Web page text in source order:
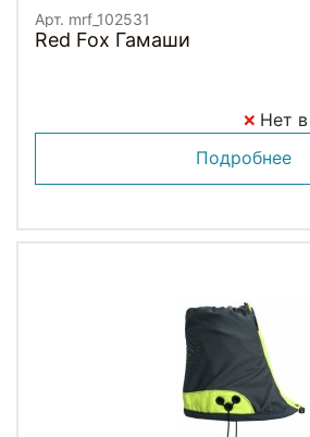
Арт. mrf_102531
Red Fox Гамаши
Нет
Подробнее